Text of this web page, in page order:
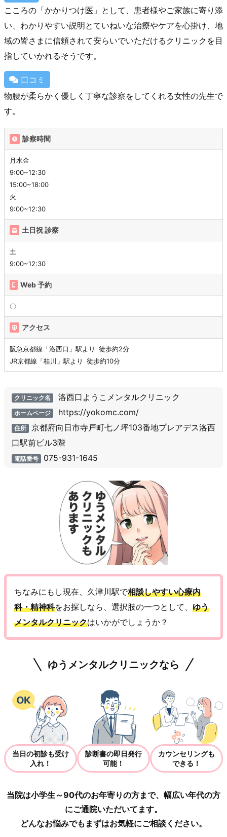
こころの「かかりつけ医」として、患者様やご家族に寄り添
い、わかりやすい説明とていねいな治療やケアを心掛け、地
域の皆さまに信頼されて安らいでいただけるクリニックを目
指していかれるそうです。
口コミ
物腰が柔らかく優しく丁寧な診察をしてくれる女性の先生で
す。
診察時間
月水金
9:00~12:30
15:00~18:00
火
9:00~12:30
土日祝 診察
土
9:00~12:30
Web 予約
〇
アクセス
阪急京都線「洛西口」駅より 徒歩約2分
JR京都線「桂川」駅より 徒歩約10分
クリニック名 洛西口ようこメンタルクリニック
ホームページ https://yokomc.com/
住所 京都府向日市寺戸町七ノ坪103番地プレアデス洛西
口駅前ビル3階
電話番号 075-931-1645
ちなみにもし現在、久津川駅で相談しやすい心療内
科・精神科をお探しなら、選択肢の一つとして、 ゆう
メンタルクリニックはいかがでしょうか？
ゆうメンタルクリニックなら
当日の初診も受け
入れ！
診断書の即日発行
可能！
カウンセリングも
できる！
当院は小学生～90代のお年寄りの方まで、幅広い年代の方
にご通院いただいてます。
どんなお悩みでもまずはお気軽にご相談ください。